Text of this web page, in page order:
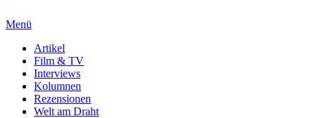
Menü
Artikel
Film & TV
Interviews
Kolumnen
Rezensionen
Welt am Draht